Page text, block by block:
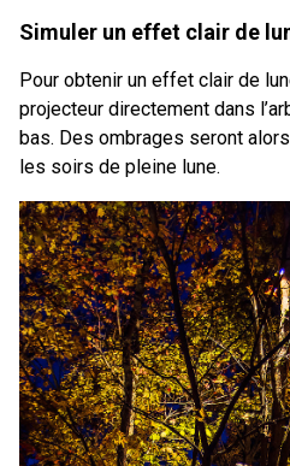
Simuler un effet clair de
Pour obtenir un effet clair de
projecteur directement dans
bas. Des ombrages seront
les soirs de pleine lune.